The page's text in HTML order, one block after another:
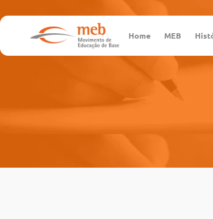
Home MEB